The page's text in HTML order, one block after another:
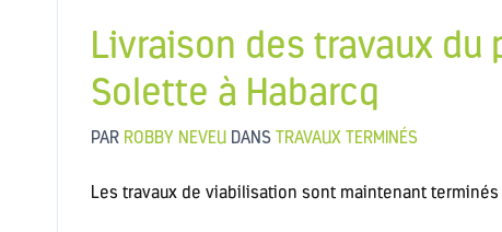
Livraison des travaux du
Solette à Habarcq
PAR ROBBY NEVEU DANS TRAVAUX TERMINÉS
Les travaux de viabilisation sont maintenant